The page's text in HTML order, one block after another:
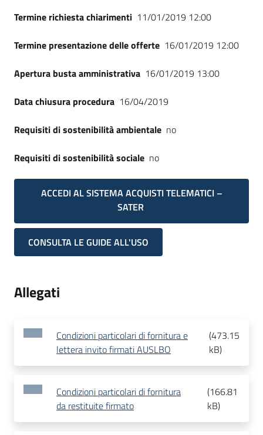
Termine richiesta chiarimenti 11/01/2019 12:00
Termine presentazione delle offerte 16/01/2019 12:00
Apertura busta amministrativa 16/01/2019 13:00
Data chiusura procedura 16/04/2019
Requisiti di sostenibilità ambientale no
Requisiti di sostenibilità sociale no
ACCEDI AL SISTEMA ACQUISTI TELEMATICI –
SATER
CONSULTA LE GUIDE ALL'USO
Allegati
Condizioni particolari di fornitura e
lettera invito firmati AUSLBO
(473.15
kB)
Condizioni particolari di fornitura
da restituite firmato
(166.81
kB)